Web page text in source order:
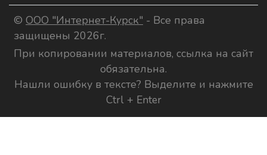
© ООО "Интернет-Курск" - Все права
защищены 2026г.
При копировании материалов, ссылка на сайт
обязательна.
Нашли ошибку в тексте? Выделите и нажмите
Ctrl + Enter